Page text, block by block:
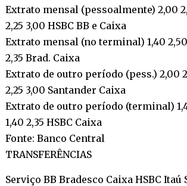
Extrato mensal (pessoalmente) 2,00
2,25 3,00 HSBC BB e Caixa
Extrato mensal (no terminal) 1,40 2,50
2,35 Brad. Caixa
Extrato de outro período (pess.) 2,00
2,25 3,00 Santander Caixa
Extrato de outro período (terminal)
1,40 2,35 HSBC Caixa
Fonte: Banco Central
TRANSFERÊNCIAS
Serviço BB Bradesco Caixa HSBC Itaú